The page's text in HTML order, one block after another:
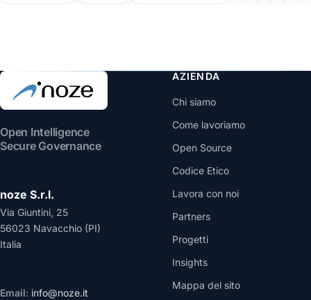
Open Intelligence
Secure Governance
noze S.r.l.
Via Giuntini, 25
56023 Navacchio (PI)
Italia
Email: info@noze.it
AZIENDA
Chi siamo
Come lavoriamo
Open Source
Codice Etico
Lavora con noi
Partners
Progetti
Insights
Mappa del sito